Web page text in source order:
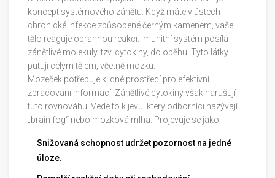
koncept systémového zánětu. Když máte v ústech
chronické infekce způsobené černým kamenem, vaše
tělo reaguje obrannou reakcí. Imunitní systém posílá
zánětlivé molekuly, tzv. cytokiny, do oběhu. Tyto látky
putují celým tělem, včetně mozku.
Mozeček potřebuje klidné prostředí pro efektivní
zpracování informací. Zánětlivé cytokiny však narušují
tuto rovnováhu. Vede to k jevu, který odborníci nazývají
„brain fog“ nebo mozková mlha. Projevuje se jako:
Snižovaná schopnost udržet pozornost na jedné
úloze.